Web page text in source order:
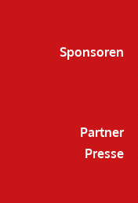
Sponsoren
Partner
Presse